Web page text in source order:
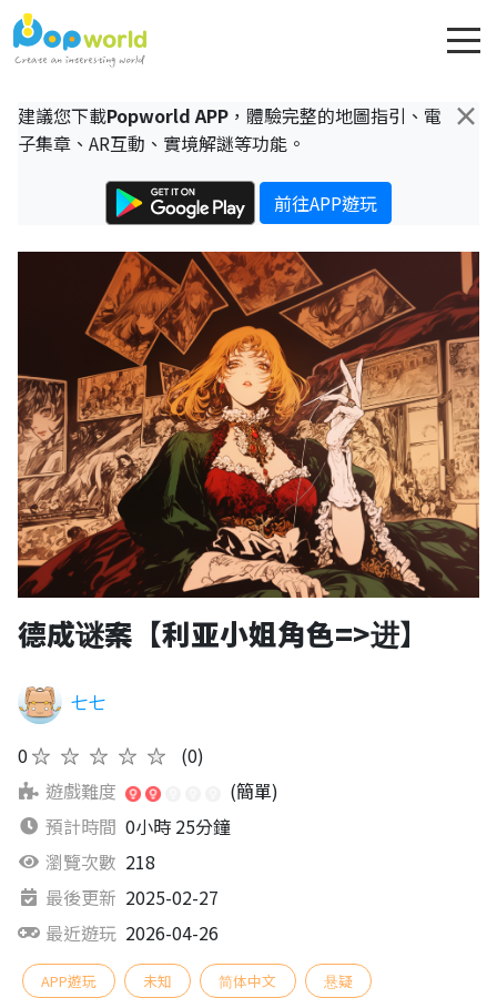
×
建議您下載Popworld APP ，體驗完整的地圖指引、電
子集章、AR互動、實境解謎等功能。
前往APP遊玩
德成谜案【利亚小姐角色=>进】
七七
0★★★★★
(0)
遊戲難度
(簡單)
預計時間 0小時 25分鐘
瀏覽次數 218
最後更新 2025-02-27
最近遊玩 2026-04-26
APP遊玩 未知 简体中文 悬疑